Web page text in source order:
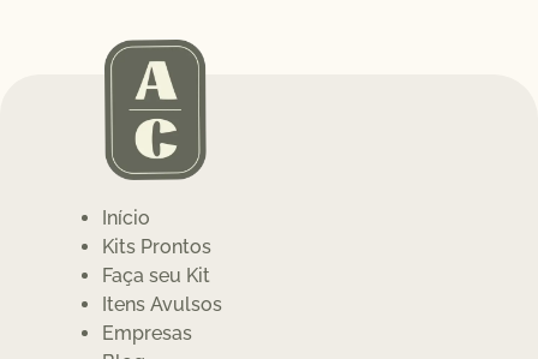
Início
Kits Prontos
Faça seu Kit
Itens Avulsos
Empresas